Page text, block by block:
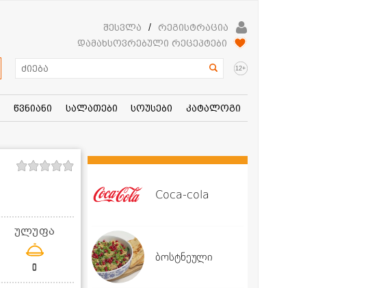
შესვლა /
რეგისტრაცია
დამახსოვრებული რეცეპტები
12+
წვნიანი სალათები სოუსები კატალოგი
ულუფა
0
Coca-cola
ბოსტნეული